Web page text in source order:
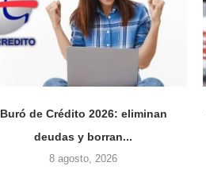
Buró de Crédito 2026: eliminan
deudas y borran...
8 agosto, 2026